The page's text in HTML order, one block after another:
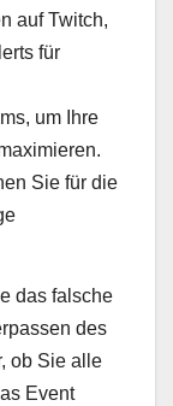
auf Twitch,
für
um Ihre
Sie für die
das falsche
des
ob Sie alle
Event